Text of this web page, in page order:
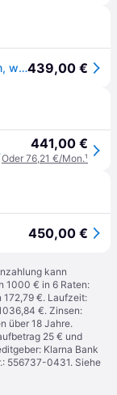
Flos Glo-Ball C Deckenleuchte C1, Ø: 33 cm, weiß439,00 €
441,00 €
Oder 76,21 €/Mon.¹
450,00 €
kann
1000 € in 6 Raten:
172,79 €. Laufzeit:
€. Zinsen:
über 18 Jahre.
25 € und
Klarna Bank
556737-0431. Siehe